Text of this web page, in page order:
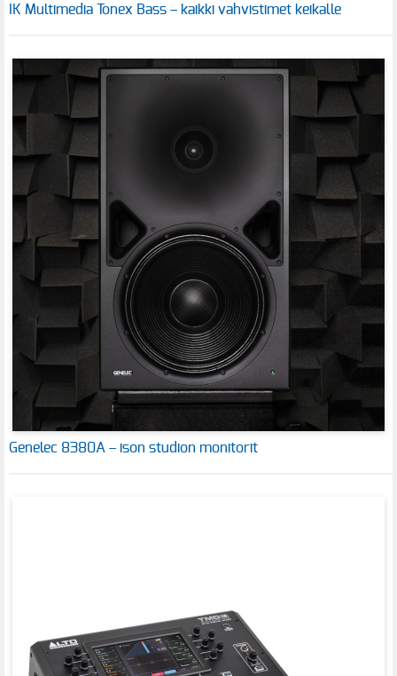
IK Multimedia Tonex Bass – kaikki vahvistimet keikalle
Genelec 8380A – ison studion monitorit